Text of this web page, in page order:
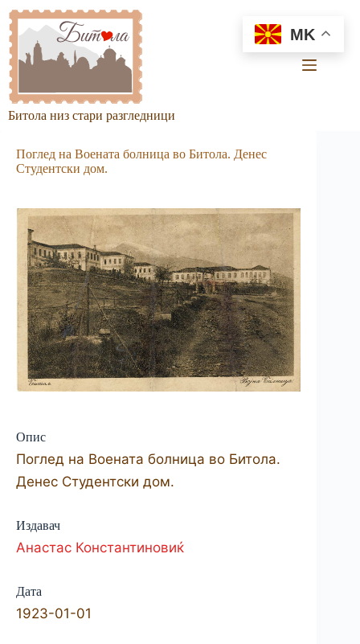
content
Битола низ стари разгледници
Поглед на Воената болница во Битола. Денес
Студентски дом.
Опис
Поглед на Воената болница во Битола.
Денес Студентски дом.
Издавач
Анастас Константиновиќ
Дата
1923-01-01
MK